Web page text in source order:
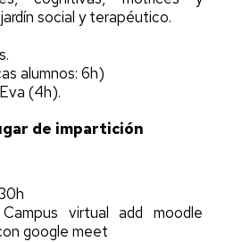
social y terapéutico.
alumnos: 6h)
(4h).
de impartición
Campus virtual add moodle
google meet